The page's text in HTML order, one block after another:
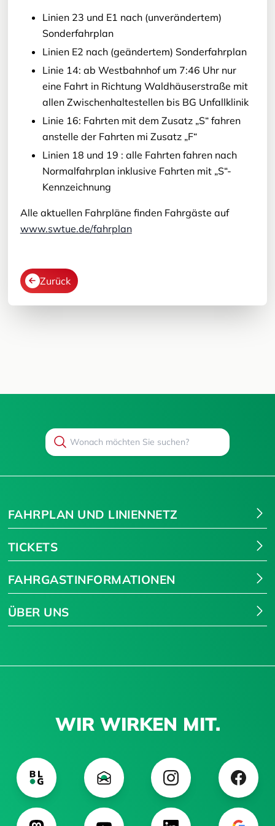
Linien 23 und E1 nach (unverändertem)
Sonderfahrplan
Linien E2 nach (geändertem) Sonderfahrplan
Linie 14: ab Westbahnhof um 7:46 Uhr nur
eine Fahrt in Richtung Waldhäuserstraße mit
allen Zwischenhaltestellen bis BG Unfallklinik
Linie 16: Fahrten mit dem Zusatz „S“ fahren
anstelle der Fahrten mi Zusatz „F“
Linien 18 und 19 : alle Fahrten fahren nach
Normalfahrplan inklusive Fahrten mit „S“-
Kennzeichnung
Alle aktuellen Fahrpläne finden Fahrgäste auf
www.swtue.de/fahrplan
Zurück
Search
FAHRPLAN UND LINIENNETZ
TICKETS
FAHRGASTINFORMATIONEN
ÜBER UNS
WIR WIRKEN MIT.